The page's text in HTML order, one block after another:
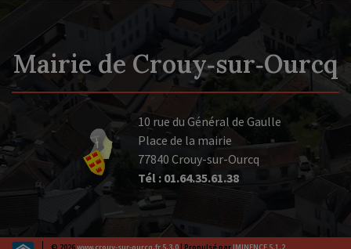
Mairie de Crouy‑sur‑Ourcq
10 rue du Général de Gaulle
Place de la mairie
77840 Crouy-sur-Ourcq
Tél : 01.64.35.61.38